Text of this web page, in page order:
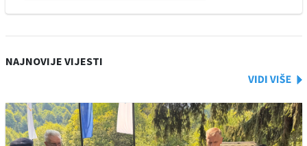
NAJNOVIJE VIJESTI